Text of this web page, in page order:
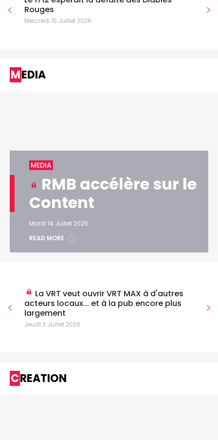
Rouges
Mercredi 15 Juillet 2026
MEDIA
MEDIA
RMB accélère sur le
Content
Mardi 14 Juillet 2026
READ MORE
La VRT veut ouvrir VRT MAX à d'autres
acteurs locaux... et à la pub encore plus
largement
Jeudi 2 Juillet 2026
CREATION